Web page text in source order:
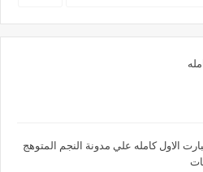
الاول كامله علي مدونة النجم المتوهج